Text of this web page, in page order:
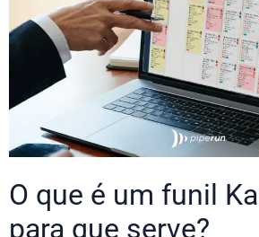
O que é um funil
para que serve?